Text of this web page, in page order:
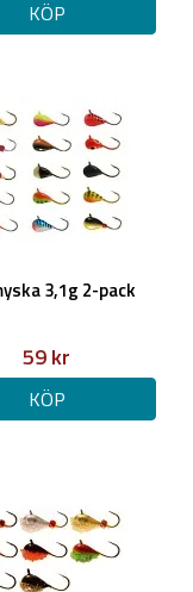
KÖP
3,1g 2-pack
59 kr
KÖP